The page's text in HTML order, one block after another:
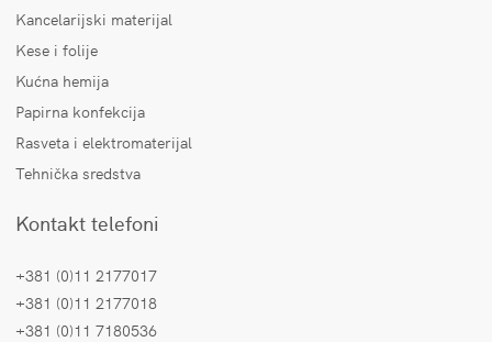
Kancelarijski materijal
Kese i folije
Kućna hemija
Papirna konfekcija
Rasveta i elektromaterijal
Tehnička sredstva
Kontakt telefoni
+381 (0)11 2177017
+381 (0)11 2177018
+381 (0)11 7180536